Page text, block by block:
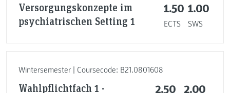
Versorgungskonzepte im
psychiatrischen Setting 1
1.50
ECTS
1.00
SWS
Wintersemester | Coursecode: B21.0801608
Wahlpflichtfach 1 - 2.50 2.00